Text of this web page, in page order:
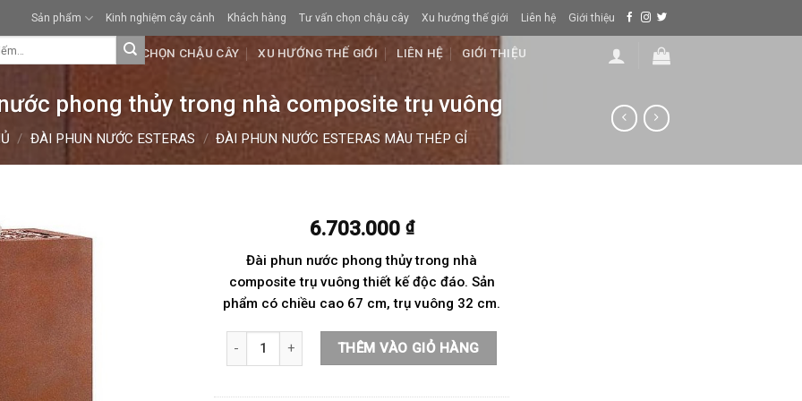
Sản phẩm Kinh nghiệm cây cảnh Khách hàng Tư vấn chọn chậu cây Xu hướng thế giới Liên hệ Giới thiệu
HÀNG TƯ VẤN CHỌN CHẬU CÂY XU HƯỚNG THẾ GIỚI LIÊN HỆ GIỚI THIỆU
phong thủy trong nhà composite trụ vuông
/ ĐÀI PHUN NƯỚC ESTERAS / ĐÀI PHUN NƯỚC ESTERAS MÀU THÉP GỈ
6.703.000 ₫
Đài phun nước phong thủy trong nhà
composite trụ vuông thiết kế độc đáo. Sản
phẩm có chiều cao 67 cm, trụ vuông 32 cm.
Đài phun nước phong thủy trong nhà composite trụ vuông số lượng
THÊM VÀO GIỎ HÀNG